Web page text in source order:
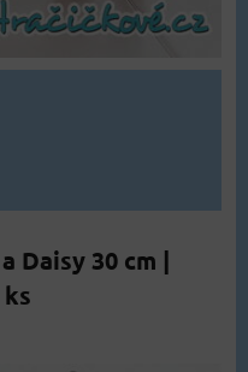
Daisy 30 cm |